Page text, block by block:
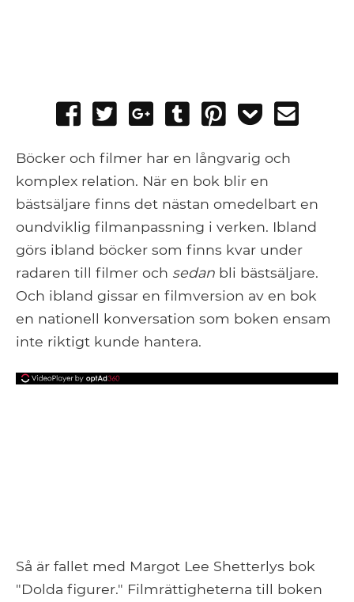
Share
Facebook
Tweet
Share
Google+
Post
Tumblr
Pin
Add
Pocket
Böcker och filmer har en långvarig och
komplex relation. När en bok blir en
bästsäljare finns det nästan omedelbart en
oundviklig filmanpassning i verken. Ibland
görs ibland böcker som finns kvar under
radaren till filmer och sedan bli bästsäljare.
Och ibland gissar en filmversion av en bok
en nationell konversation som boken ensam
inte riktigt kunde hantera.
Så är fallet med Margot Lee Shetterlys bok
"Dolda figurer." Filmrättigheterna till boken